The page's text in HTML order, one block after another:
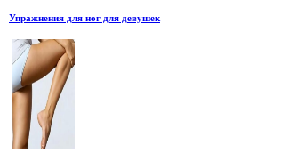
Упражнения для ног для девушек